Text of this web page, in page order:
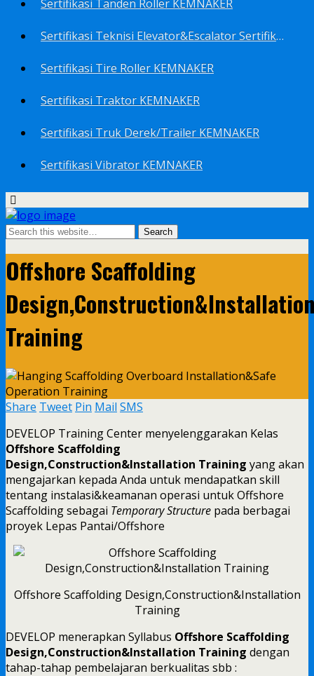
Sertifikasi Tanden Roller KEMNAKER
Sertifikasi Teknisi Elevator&Escalator Sertifikat Kemenaker KEMNAKER
Sertifikasi Tire Roller KEMNAKER
Sertifikasi Traktor KEMNAKER
Sertifikasi Truk Derek/Trailer KEMNAKER
Sertifikasi Vibrator KEMNAKER
Offshore Scaffolding
Training
Share Tweet Pin Mail SMS
DEVELOP Training Center menyelenggarakan Kelas
Offshore Scaffolding
Design,Construction&Installation Training yang akan
mengajarkan kepada Anda untuk mendapatkan skill
tentang instalasi&keamanan operasi untuk Offshore
Scaffolding sebagai Temporary Structure pada berbagai
proyek Lepas Pantai/Offshore
Offshore Scaffolding Design,Construction&Installation
Training
DEVELOP menerapkan Syllabus Offshore Scaffolding
Design,Construction&Installation Training dengan
tahap-tahap pembelajaran berkualitas sbb :